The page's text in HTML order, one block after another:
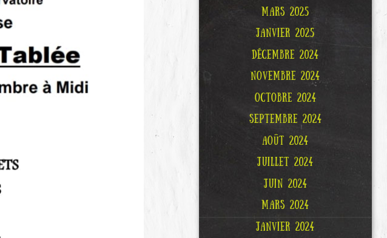
MARS 2025
JANVIER 2025
DÉCEMBRE 2024
NOVEMBRE 2024
OCTOBRE 2024
SEPTEMBRE 2024
AOÛT 2024
JUILLET 2024
JUIN 2024
MARS 2024
JANVIER 2024